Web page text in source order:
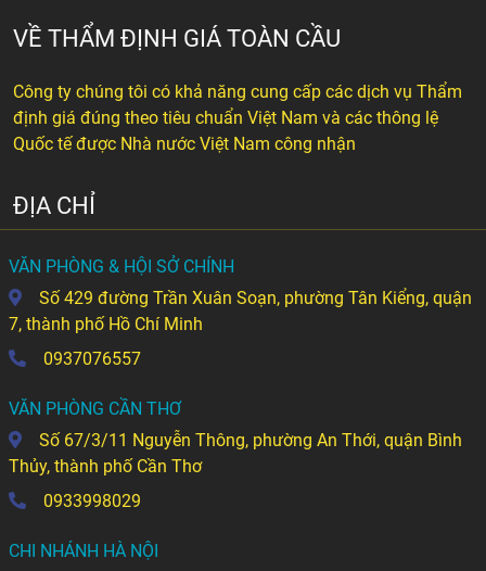
VỀ THẨM ĐỊNH GIÁ TOÀN CẦU
Công ty chúng tôi có khả năng cung cấp các dịch vụ Thẩm
định giá đúng theo tiêu chuẩn Việt Nam và các thông lệ
Quốc tế được Nhà nước Việt Nam công nhận
ĐỊA CHỈ
VĂN PHÒNG & HỘI SỞ CHÍNH
Số 429 đường Trần Xuân Soạn, phường Tân Kiểng, quận
7, thành phố Hồ Chí Minh
0937076557
VĂN PHÒNG CẦN THƠ
Số 67/3/11 Nguyễn Thông, phường An Thới, quận Bình
Thủy, thành phố Cần Thơ
0933998029
CHI NHÁNH HÀ NỘI